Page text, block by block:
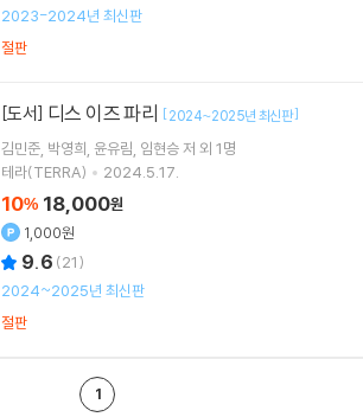
2023-2024년 최신판
절판
[도서] 디스 이즈 파리 [2024~2025년 최신판]
김민준 박영희 윤유림 임현승저 외 1명
테라(TERRA)
2024.5.17.
10% 18,000원
1,000원
9.6 (21)
2024~2025년 최신판
절판
1